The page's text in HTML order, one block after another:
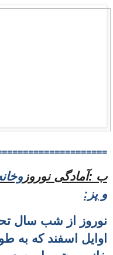
ب :آمادگی نوروز
و پز:
نوروز از شب سال
اوایل اسفند که